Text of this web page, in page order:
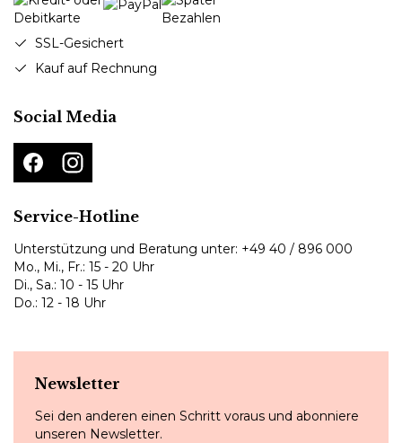
SSL-Gesichert
Kauf auf Rechnung
Social Media
Service-Hotline
Unterstützung und Beratung unter: +49 40 / 896 000
Mo., Mi., Fr.: 15 - 20 Uhr
Di., Sa.: 10 - 15 Uhr
Do.: 12 - 18 Uhr
Newsletter
Sei den anderen einen Schritt voraus und abonniere
unseren Newsletter.